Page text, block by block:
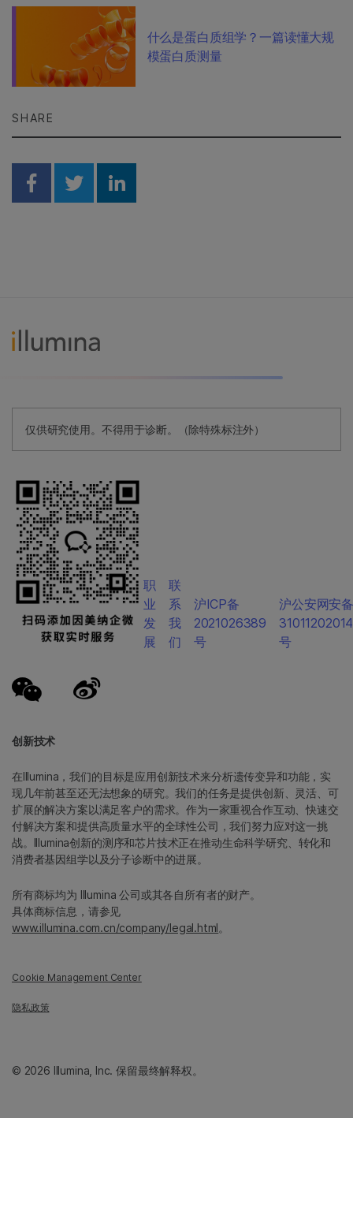
什么是蛋白质组学？一篇读懂大规
模蛋白质测量
SHARE
Share on Facebook
Share on Twitter
Share on Linkedin
仅供研究使用。不得用于诊断。（除特殊标注外）
创新技术
在Illumina，我们的目标是应用创新技术来分析遗传变异和功能，实
现几年前甚至还无法想象的研究。我们的任务是提供创新、灵活、可
扩展的解决方案以满足客户的需求。作为一家重视合作互动、快速交
付解决方案和提供高质量水平的全球性公司，我们努力应对这一挑
战。Illumina创新的测序和芯片技术正在推动生命科学研究、转化和
消费者基因组学以及分子诊断中的进展。
所有商标均为 Illumina 公司或其各自所有者的财产。
具体商标信息，请参见
www.illumina.com.cn/company/legal.html。
Cookie Management Center
隐私政策
职
业
发
展
联
系
我
们
沪ICP备
2021026389
号
沪公安网安
号
© 2026 Illumina, Inc. 保留最终解释权。